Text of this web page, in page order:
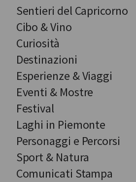
Sentieri del Capricorno
Cibo & Vino
Curiosità
Destinazioni
Esperienze & Viaggi
Eventi & Mostre
Festival
Laghi in Piemonte
Personaggi e Percorsi
Sport & Natura
Comunicati Stampa